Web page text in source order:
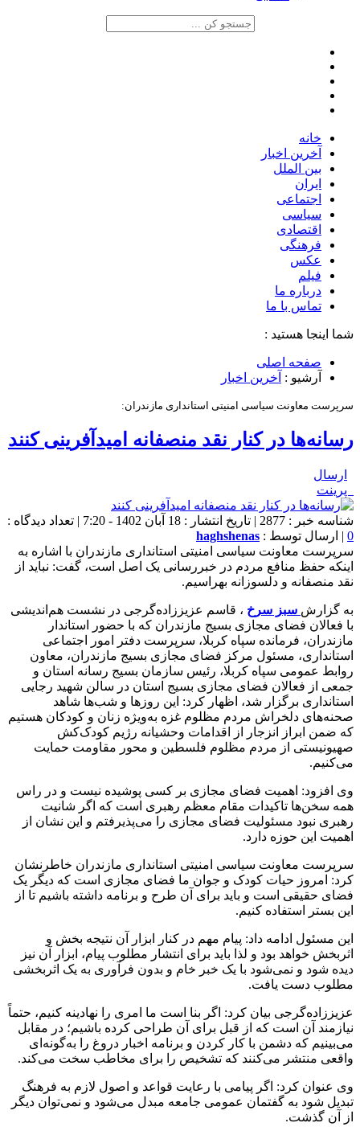
خانه
آخرین اخبار
بین الملل
ایران
اجتماعی
سیاسی
اقتصادی
فرهنگی
عکس
فیلم
درباره ما
تماس با ما
شما اینجا هستید :
صفحه اصلی
آرشیو : آخرین اخبار
سرپرست معاونت سیاسی امنیتی استانداری مازندران:
رسانه‌ها در کنار نقد منصفانه امیدآفرینی کنند
ارسال
پرینت
شناسه خبر : 2877 | تاریخ انتشار : 18 آبان 1402 - 7:20 | تعداد دیدگاه :
0 | ارسال توسط : haghshenas
سرپرست معاونت سیاسی امنیتی استانداری مازندران با اشاره به
اینکه حفظ منافع مردم در خبررسانی یک اصل است، گفت: نباید از
نقد منصفانه و دلسوزانه بهراسیم.
به گزارش سبز سرخ ، قاسم عزیززاده‌گرجی در نشست هم‌اندیشی
با فعالان فضای مجازی بسیج مازندران که با حضور استاندار
مازندران، فرمانده سپاه کربلا، سرپرست دفتر امور اجتماعی
استانداری، مسئول مرکز فضای مجازی بسیج مازندران، معاون
روابط عمومی سپاه کربلا، رئیس سازمان بسیج رسانه استان و
جمعی از فعالان فضای مجازی بسیج استان در سالن شهید رجایی
استانداری برگزار شد، اظهار کرد: این روزها و شب‌ها شاهد
صحنه‌های دلخراش مردم مظلوم غزه به‌ویژه زنان و کودکان هستیم
که ضمن ابراز انزجار از اقدامات وحشیانه رژیم کودک‌کش
صهیونیستی از مردم مظلوم فلسطین و محور مقاومت حمایت
می‌کنیم.
وی افزود: اهمیت فضای مجازی بر کسی پوشیده نیست و در راس
همه سخن‌ها تاکیدات مقام معظم رهبری است که اگر شانیت
رهبری نبود مسئولیت فضای مجازی را می‌پذیرفتم و این نشان از
اهمیت این حوزه دارد.
سرپرست معاونت سیاسی امنیتی استانداری مازندران خاطرنشان
کرد: امروز حیات کودک و جوان ما فضای مجازی است که دیگر یک
فضای حقیقی است و باید برای آن طرح و برنامه داشته باشیم تا از
این بستر استفاده کنیم.
این مسئول ادامه داد: پیام مهم در کنار ابزار آن نتیجه بخش و
اثربخش خواهد بود و لذا باید برای انتشار مطلوب پیام، ابزار آن نیز
دیده شود و نمی‌شود با یک خبر خام و بدون فرآوری به یک اثربخشی
مطلوب دست یافت.
عزیززاده‌گرجی بیان کرد: اگر بنا است ما امری را نهادینه کنیم، حتماً
نیازمند آن است که از قبل برای آن طراحی کرده باشیم؛ در مقابل
می‌بینیم که دشمن با کار کردن و برنامه اخبار دروغ را به‌گونه‌ای
واقعی منتشر می‌کنند که تشخیص را برای مخاطب سخت می‌کند.
وی عنوان کرد: اگر پیامی با رعایت قواعد و اصول لازم به فرهنگ
تبدیل شود به گفتمان عمومی جامعه مبدل می‌شود و نمی‌توان دیگر
از آن گذشت.